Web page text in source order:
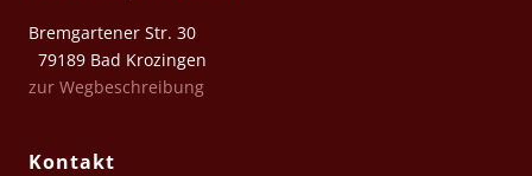
Bremgartener Str. 30
79189 Bad Krozingen
zur Wegbeschreibung
Kontakt